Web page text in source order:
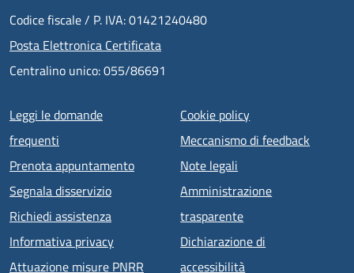
Codice fiscale / P. IVA: 01421240480
Posta Elettronica Certificata
Centralino unico: 055/86691
Menu piè di pagina
Leggi le domande
frequenti
Prenota appuntamento
Segnala disservizio
Richiedi assistenza
Informativa privacy
Attuazione misure PNRR
Cookie policy
Meccanismo di feedback
Note legali
Amministrazione
trasparente
Dichiarazione di
accessibilità